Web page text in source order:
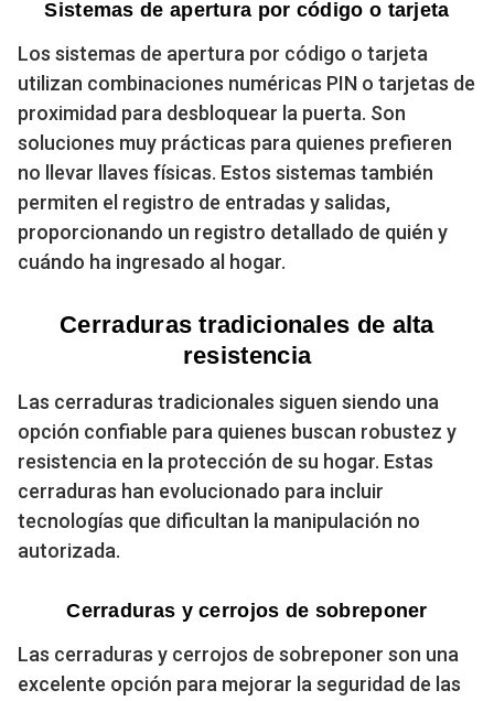
Sistemas de apertura por código o tarjeta
Los sistemas de apertura por código o tarjeta
utilizan combinaciones numéricas PIN o tarjetas de
proximidad para desbloquear la puerta. Son
soluciones muy prácticas para quienes prefieren
no llevar llaves físicas. Estos sistemas también
permiten el registro de entradas y salidas,
proporcionando un registro detallado de quién y
cuándo ha ingresado al hogar.
Cerraduras tradicionales de alta
resistencia
Las cerraduras tradicionales siguen siendo una
opción confiable para quienes buscan robustez y
resistencia en la protección de su hogar. Estas
cerraduras han evolucionado para incluir
tecnologías que dificultan la manipulación no
autorizada.
Cerraduras y cerrojos de sobreponer
Las cerraduras y cerrojos de sobreponer son una
excelente opción para mejorar la seguridad de las